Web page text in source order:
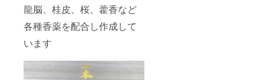
龍脳、桂皮、桜、藿香など
各種香薬を配合し作成して
います